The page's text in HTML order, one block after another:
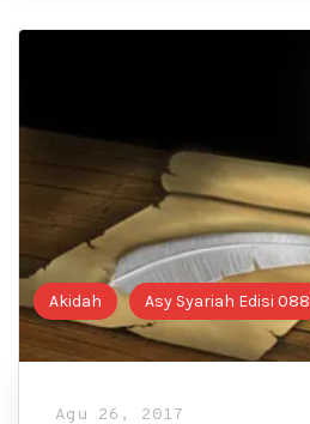
Akidah Asy Syariah Edisi 088
Agu 26, 2017